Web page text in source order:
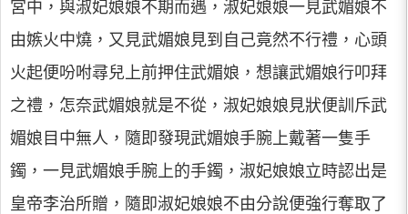
宮中，與淑妃娘娘不期而遇，淑妃娘娘一見武媚娘不
由嫉火中燒，又見武媚娘見到自己竟然不行禮，心頭
火起便吩咐尋兒上前押住武媚娘，想讓武媚娘行叩拜
之禮，怎奈武媚娘就是不從，淑妃娘娘見狀便訓斥武
媚娘目中無人，隨即發現武媚娘手腕上戴著一隻手
鐲，一見武媚娘手腕上的手鐲，淑妃娘娘立時認出是
皇帝李治所贈，隨即淑妃娘娘不由分說便強行奪取了